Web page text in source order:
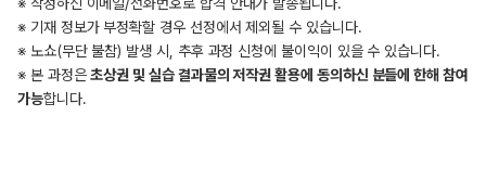
※ 기재 정보가 부정확할 경우 선정에서 제외될 수 있습니다.
※ 노쇼(무단 불참) 발생 시, 추후 과정 신청에 불이익이 있을 수 있습니다.
※ 본 과정은초상권 및 실습 결과물의 저작권 활용에 동의하신 분들에 한해 참여
가능합니다.